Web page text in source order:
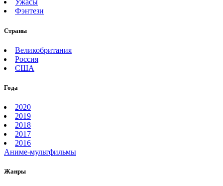
Ужасы
Фэнтези
Страны
Великобритания
Россия
США
Года
2020
2019
2018
2017
2016
Аниме-мультфильмы
Жанры